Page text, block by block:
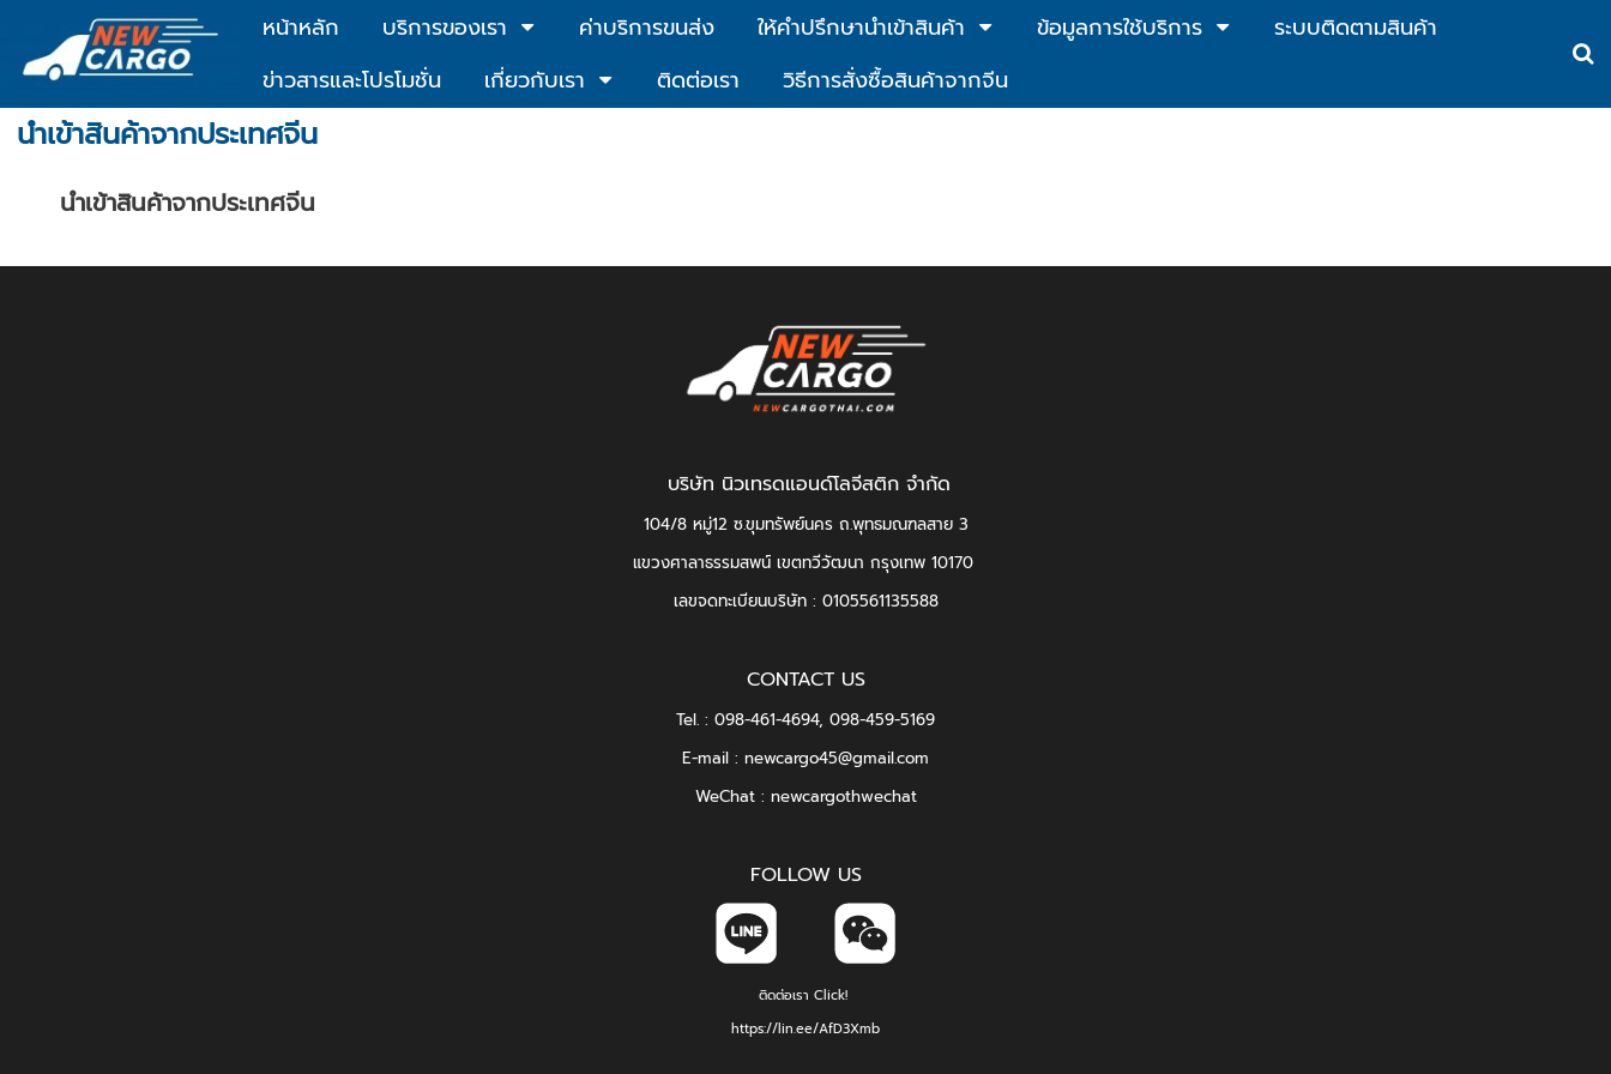
หน้าหลัก บริการของเรา ค่าบริการขนส่ง ให้คำปรึกษานำเข้าสินค้า ข้อมูลการใช้บริการ
ระบบติดตามสินค้า
ข่าวสารและโปรโมชั่น
เกี่ยวกับเรา ติดต่อเรา วิธีการสั่งซื้อสินค้าจากจีน
นำเข้าสินค้าจากประเทศจีน
นำเข้าสินค้าจากประเทศจีน
บริษัท นิวเทรดแอนด์โลจีสติก จำกัด
104/8 หมู่12 ซ.ขุมทรัพย์นคร ถ.พุทธมณฑลสาย 3
แขวงศาลาธรรมสพน์ เขตทวีวัฒนา กรุงเทพ 10170
เลขจดทะเบียนบริษัท : 0105561135588
CONTACT US
Tel. : 098-461-4694, 098-459-5169
E-mail : newcargo45@gmail.com
WeChat : newcargothwechat
FOLLOW US
ติดต่อเรา Click!
https://lin.ee/AfD3Xmb